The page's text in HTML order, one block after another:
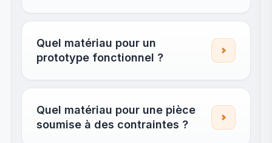
Quel matériau pour un
prototype fonctionnel ?
Quel matériau pour une pièce
soumise à des contraintes ?